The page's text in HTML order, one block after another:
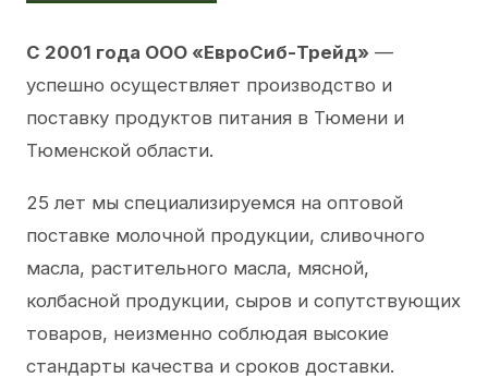
С 2001 года ООО «ЕвроСиб-Трейд» —
успешно осуществляет производство и
поставку продуктов питания в Тюмени и
Тюменской области.
25 лет мы специализируемся на оптовой
поставке молочной продукции, сливочного
масла, растительного масла, мясной,
колбасной продукции, сыров и сопутствующих
товаров, неизменно соблюдая высокие
стандарты качества и сроков доставки.